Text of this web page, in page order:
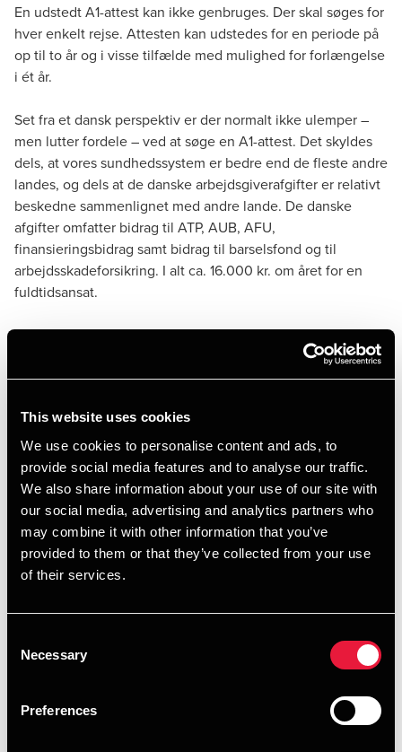
This website uses cookies
We use cookies to personalise content and ads, to
provide social media features and to analyse our traffic.
We also share information about your use of our site with
our social media, advertising and analytics partners who
may combine it with other information that you’ve
provided to them or that they’ve collected from your use
of their services.
Selection
Necessary
Preferences
En udstedt A1-attest kan ikke genbruges. Der skal søges for
hver enkelt rejse. Attesten kan udstedes for en periode på
op til to år og i visse tilfælde med mulighed for forlængelse
i ét år.
Set fra et dansk perspektiv er der normalt ikke ulemper –
men lutter fordele – ved at søge en A1-attest. Det skyldes
dels, at vores sundhedssystem er bedre end de fleste andre
landes, og dels at de danske arbejdsgiverafgifter er relativt
beskedne sammenlignet med andre lande. De danske
afgifter omfatter bidrag til ATP, AUB, AFU,
finansieringsbidrag samt bidrag til barselsfond og til
arbejdsskadeforsikring. I alt ca. 16.000 kr. om året for en
fuldtidsansat.
Dokumentet betyder ikke kun, at den danske stat dækker
arbejdslandet, men skal i nogle lande også kunne fremvises
for at få adgang fx til en byggeplads. Manglende
dokumentation kan i værste fald betyde bøder både til
medarbejderen og til dennes arbejdsgiver.
En fortsat social sikring i Danmark betyder også, at der ikke
skal betales arbejdsgiverafgifter i udlandet. I nogle lande, fx
i Tyskland, er arbejdsgiveres bidrag til social sikring ganske
Attestens betydning i Danmark
betyder, at indehaveren fortsat gratis kan bruge det danske
sundhedsvæsen, og at den pågældende er dækket af de